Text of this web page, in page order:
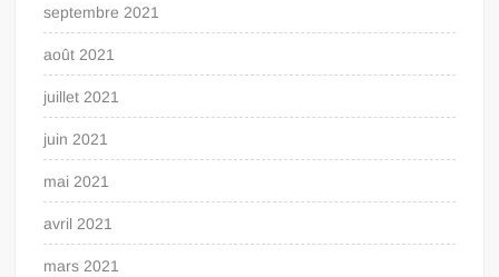
septembre 2021
août 2021
juillet 2021
juin 2021
mai 2021
avril 2021
mars 2021